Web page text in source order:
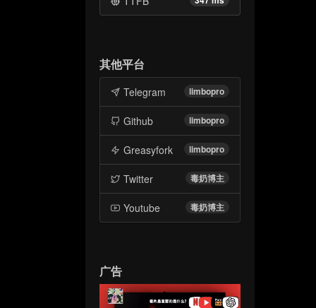
其他平台
limbopro
Telegram
limbopro
Github
limbopro
Greasyfork
毒奶博主
Twitter
毒奶博主
Youtube
广告